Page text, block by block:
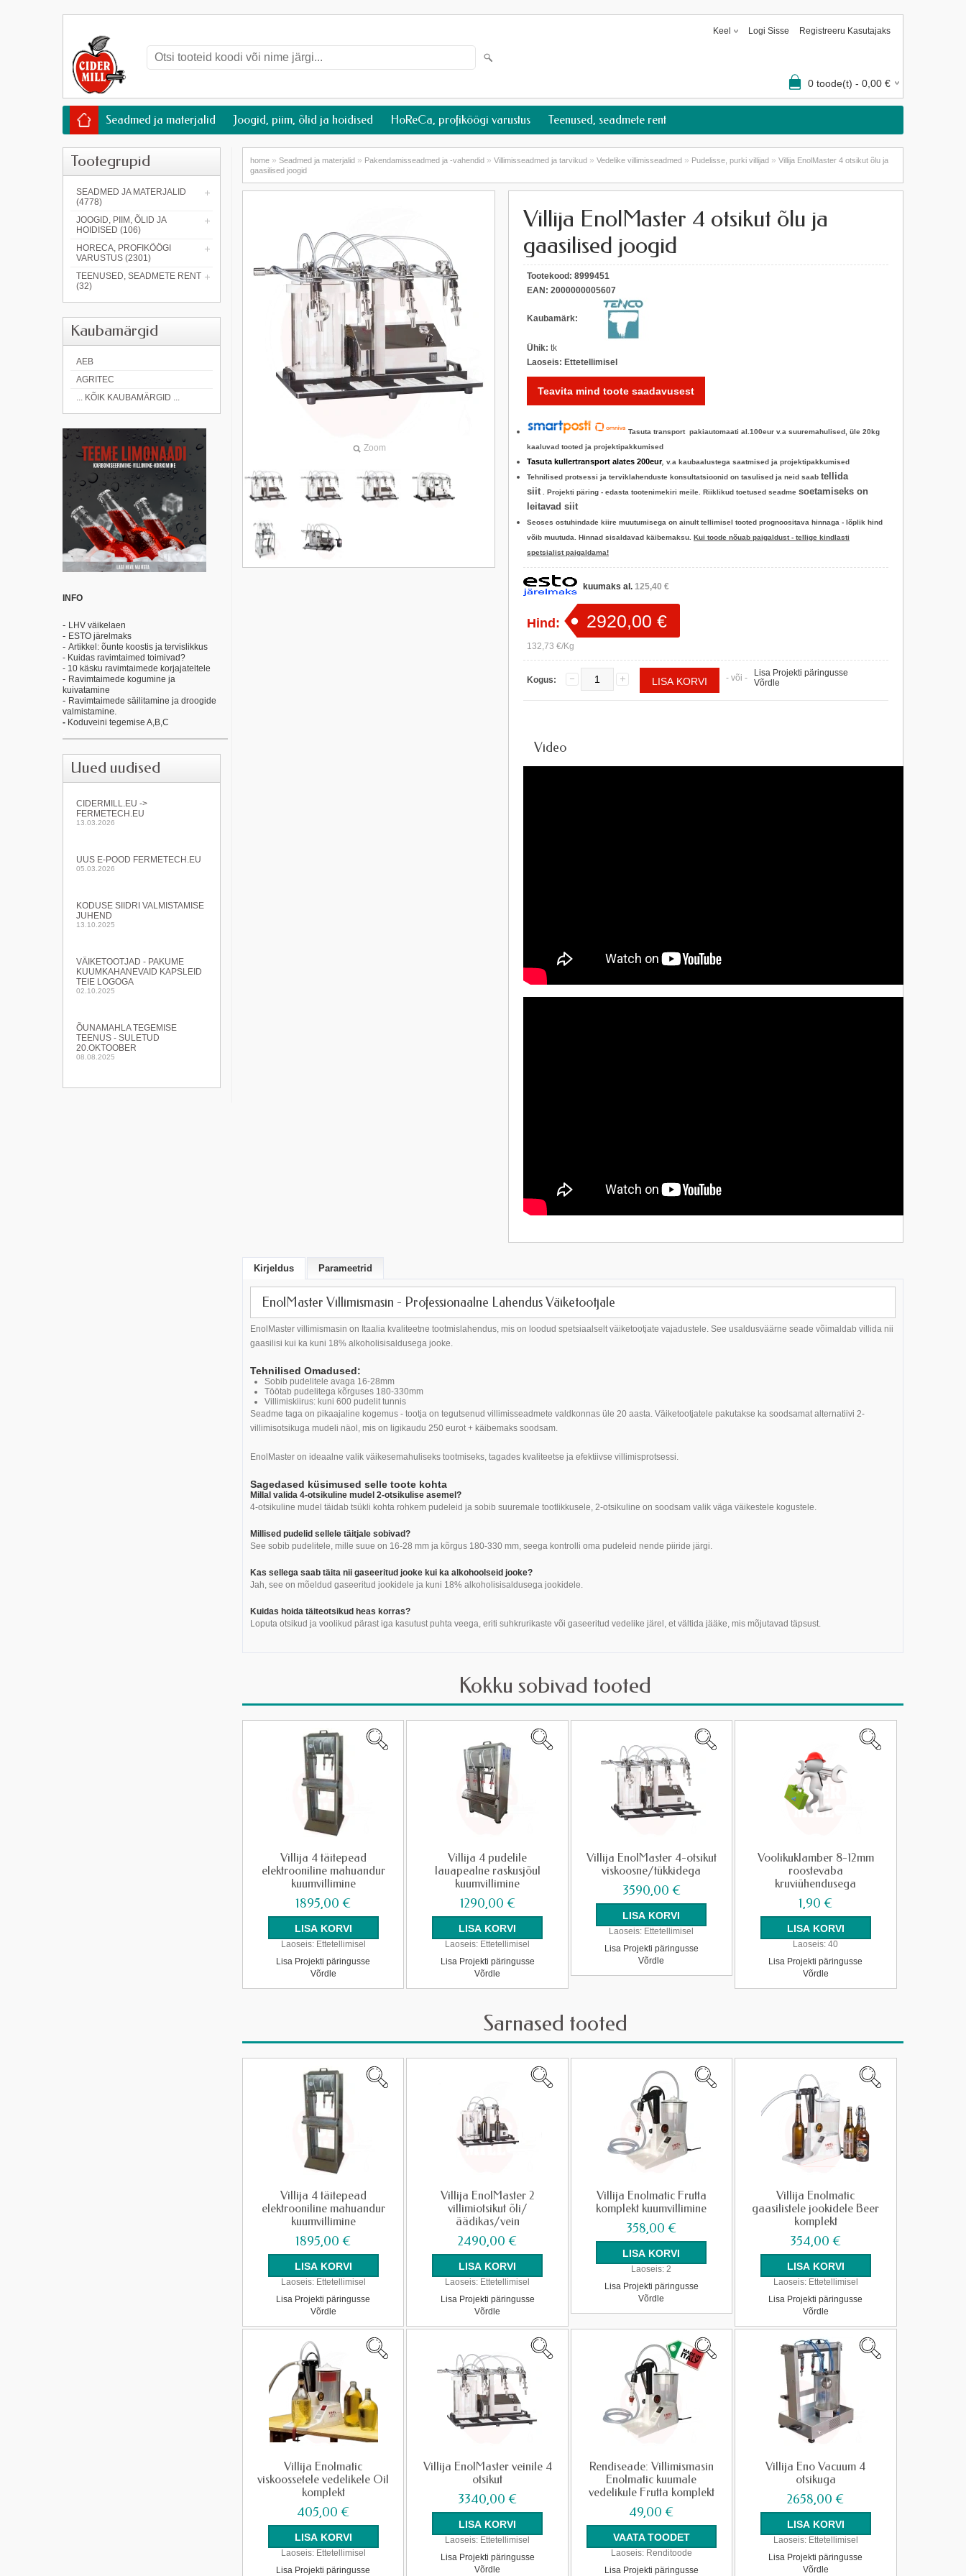
Keel Logi Sisse Registreeru Kasutajaks
0 toode(t) - 0,00 €
Seadmed ja materjalid Joogid, piim, õlid ja hoidised HoReCa, profiköögi varustus Teenused, seadmete rent
Tootegrupid
SEADMED JA MATERJALID
(4778)
JOOGID, PIIM, ÕLID JA
HOIDISED (106)
HORECA, PROFIKÖÖGI
VARUSTUS (2301)
TEENUSED, SEADMETE RENT
(32)
Kaubamärgid
AEB
AGRITEC
... KÕIK KAUBAMÄRGID ...
INFO
- LHV väikelaen
- ESTO järelmaks
- Artikkel: õunte koostis ja tervislikkus
- Kuidas ravimtaimed toimivad?
- 10 käsku ravimtaimede korjajateltele
- Ravimtaimede kogumine ja
kuivatamine
- Ravimtaimede säilitamine ja droogide
valmistamine.
- Koduveini tegemise A,B,C
Uued uudised
CIDERMILL.EU ->
FERMETECH.EU
13.03.2026
UUS E-POOD FERMETECH.EU
05.03.2026
KODUSE SIIDRI VALMISTAMISE
JUHEND
13.10.2025
VÄIKETOOTJAD - PAKUME
KUUMKAHANEVAID KAPSLEID
TEIE LOGOGA
02.10.2025
ÕUNAMAHLA TEGEMISE
TEENUS - SULETUD
20.OKTOOBER
08.08.2025
home » Seadmed ja materjalid » Pakendamisseadmed ja -vahendid » Villimisseadmed ja tarvikud » Vedelike villimisseadmed » Pudelisse, purki villijad » Villija EnolMaster 4 otsikut õlu ja
gaasilised joogid
Zoom
Villija EnolMaster 4 otsikut õlu ja
gaasilised joogid
Tootekood: 8999451
EAN: 2000000005607
Kaubamärk:
Ühik: tk
Laoseis: Ettetellimisel
Teavita mind toote saadavusest
Tasuta transport pakiautomaati al.100eur v.a suuremahulised, üle 20kg
kaaluvad tooted ja projektipakkumised
Tasuta kullertransport alates 200eur, v.a kaubaalustega saatmised ja projektipakkumised
Tehnilised protsessi ja terviklahenduste konsultatsioonid on tasulised ja neid saab tellida
siit
Projekti päring - edasta tootenimekiri meile. Riiklikud toetused seadme soetamiseks on
leitavad siit
Seoses ostuhindade kiire muutumisega on ainult tellimisel tooted prognoositava hinnaga - lõplik hind
võib muutuda. Hinnad sisaldavad käibemaksu. Kui toode nõuab paigaldust - tellige kindlasti
spetsialist paigaldama!
kuumaks al. 125,40 €
Hind: 2920,00 €
132,73 €/Kg
Kogus: - või -
Lisa Projekti päringusse
Võrdle
Video
Kirjeldus Parameetrid
EnolMaster Villimismasin - Professionaalne Lahendus Väiketootjale
EnolMaster villimismasin on Itaalia kvaliteetne tootmislahendus, mis on loodud spetsiaalselt väiketootjate vajadustele. See usaldusväärne seade võimaldab villida nii
gaasilisi kui ka kuni 18% alkoholisisaldusega jooke.
Tehnilised Omadused:
Sobib pudelitele avaga 16-28mm
Töötab pudelitega kõrguses 180-330mm
Villimiskiirus: kuni 600 pudelit tunnis
Seadme taga on pikaajaline kogemus - tootja on tegutsenud villimisseadmete valdkonnas üle 20 aasta. Väiketootjatele pakutakse ka soodsamat alternatiivi 2-
villimisotsikuga mudeli näol, mis on ligikaudu 250 eurot + käibemaks soodsam.
EnolMaster on ideaalne valik väikesemahuliseks tootmiseks, tagades kvaliteetse ja efektiivse villimisprotsessi.
Sagedased küsimused selle toote kohta
Millal valida 4-otsikuline mudel 2-otsikulise asemel?
4-otsikuline mudel täidab tsükli kohta rohkem pudeleid ja sobib suuremale tootlikkusele, 2-otsikuline on soodsam valik väga väikestele kogustele.
Millised pudelid sellele täitjale sobivad?
See sobib pudelitele, mille suue on 16-28 mm ja kõrgus 180-330 mm, seega kontrolli oma pudeleid nende piiride järgi.
Kas sellega saab täita nii gaseeritud jooke kui ka alkohoolseid jooke?
Jah, see on mõeldud gaseeritud jookidele ja kuni 18% alkoholisisaldusega jookidele.
Kuidas hoida täiteotsikud heas korras?
Loputa otsikud ja voolikud pärast iga kasutust puhta veega, eriti suhkrurikaste või gaseeritud vedelike järel, et vältida jääke, mis mõjutavad täpsust.
Kokku sobivad tooted
Villija 4 täitepead
elektrooniline mahuandur
kuumvillimine
1895,00 €
Laoseis: Ettetellimisel
Lisa Projekti päringusse
Võrdle
Villija 4 pudelile
lauapealne raskusjõul
kuumvillimine
1290,00 €
Laoseis: Ettetellimisel
Lisa Projekti päringusse
Võrdle
Villija EnolMaster 4-otsikut
viskoosne/tükkidega
3590,00 €
Laoseis: Ettetellimisel
Lisa Projekti päringusse
Võrdle
Voolikuklamber 8-12mm
roostevaba
kruviühendusega
1,90 €
Laoseis: 40
Lisa Projekti päringusse
Võrdle
Sarnased tooted
Villija 4 täitepead
elektrooniline mahuandur
kuumvillimine
1895,00 €
Laoseis: Ettetellimisel
Lisa Projekti päringusse
Võrdle
Villija EnolMaster 2
villimiotsikut õli/
äädikas/vein
2490,00 €
Laoseis: Ettetellimisel
Lisa Projekti päringusse
Võrdle
Villija Enolmatic Frutta
komplekt kuumvillimine
358,00 €
Laoseis: 2
Lisa Projekti päringusse
Võrdle
Villija Enolmatic
gaasilistele jookidele Beer
komplekt
354,00 €
Laoseis: Ettetellimisel
Lisa Projekti päringusse
Võrdle
Villija Enolmatic
viskoossetele vedelikele Oil
komplekt
405,00 €
Laoseis: Ettetellimisel
Lisa Projekti päringusse
Villija EnolMaster veinile 4
otsikut
3340,00 €
Laoseis: Ettetellimisel
Lisa Projekti päringusse
Võrdle
Rendiseade: Villimismasin
Enolmatic kuumale
vedelikule Frutta komplekt
49,00 €
VAATA TOODET
Laoseis:Renditoode
Lisa Projekti päringusse
Villija Eno Vacuum 4
otsikuga
2658,00 €
Laoseis: Ettetellimisel
Lisa Projekti päringusse
Võrdle